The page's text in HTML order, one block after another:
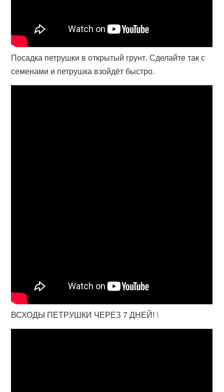
Посадка петрушки в открытый грунт. Сделайте так с
семенами и петрушка взойдёт быстро.
ВСХОДЫ ПЕТРУШКИ ЧЕРЕЗ 7 ДНЕЙ! \